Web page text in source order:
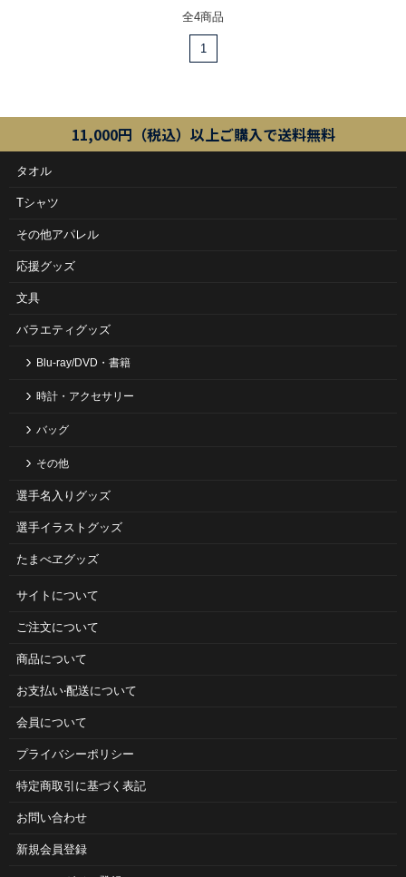
全4商品
1
11,000円（税込）以上ご購入で送料無料
タオル
Tシャツ
その他アパレル
応援グッズ
文具
バラエティグッズ
Blu-ray/DVD・書籍
時計・アクセサリー
バッグ
その他
選手名入りグッズ
選手イラストグッズ
たまべヱグッズ
サイトについて
ご注⽂について
商品について
お⽀払い‧配送について
会員について
プライバシーポリシー
特定商取引に基づく表記
お問い合わせ
新規会員登録